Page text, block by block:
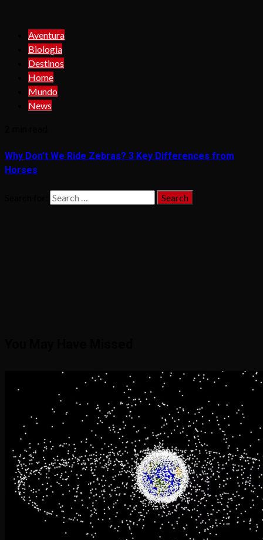
Aventura
Biologia
Destinos
Home
Mundo
News
Why Don’t We Ride Zebras? 3 Key Differences from
Horses